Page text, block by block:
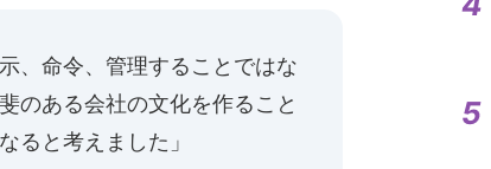
、命令、管理することではな
のある会社の文化を作ること
ると考えました」